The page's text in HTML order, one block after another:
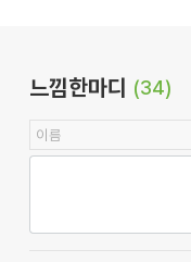
느낌한마디 (34)